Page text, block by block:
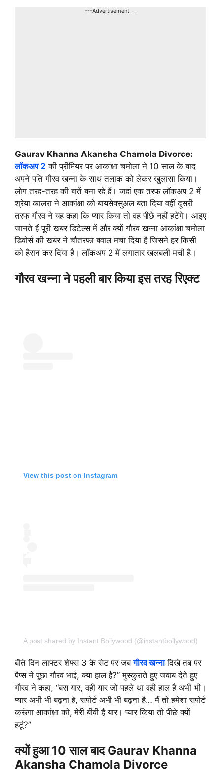
---Advertisement---
Gaurav Khanna Akansha Chamola Divorce:
लॉकअप 2 की प्रीमियर पर आकांक्षा चमोला ने 10 साल के बाद
अपने पति गौरव खन्ना के साथ तलाक को लेकर खुलासा किया।
लोग तरह-तरह की बातें बना रहे हैं। जहां एक तरफ लॉकअप 2 में
श्रेया कालरा ने आकांक्षा को बायसेक्सुअल बता दिया वहीं दूसरी
तरफ गौरव ने यह कहा कि प्यार किया तो वह पीछे नहीं हटेंगे। आइए
जानते हैं पूरी खबर डिटेल्स में और क्यों गौरव खन्ना आकांक्षा चमोला
डिवोर्स की खबर ने चौतरफा बवाल मचा दिया है जिसने हर किसी
को हैरान कर दिया है। लॉकअप 2 में लगातार खलबली मची है।
गौरव खन्ना ने पहली बार किया इस तरह रिएक्ट
View this post on Instagram
A post shared by Instant Bollywood (@instantbollywood)
बीते दिन लाफ्टर शेफ्स 3 के सेट पर जबगौरव खन्नादिखे तब पर
पैप्स ने पूछा गौरव भाई, क्या हाल है?” मुस्कुराते हुए जवाब देते हुए
गौरव ने कहा, “बस यार, वही यार जो पहले था वही हाल है अभी भी।
प्यार अभी भी बढ़ना है, सपोर्ट अभी भी बढ़ना है… मैं तो हमेशा सपोर्ट
करूंगा आकांक्षा को, मेरी बीवी है यार। प्यार किया तो पीछे क्यों
हटूं?”
क्यों हुआ 10 साल बाद Gaurav Khanna
Akansha Chamola Divorce